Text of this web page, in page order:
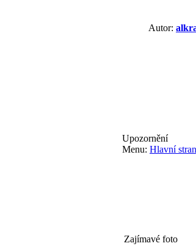
Autor:
Upozornění
Menu: Hlavní
Zajímavé foto